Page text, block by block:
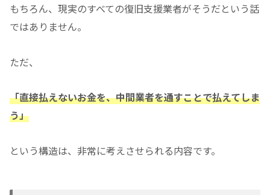
もちろん、現実のすべての復旧支援業者がそうだという話
ではありません。
ただ、
「直接払えないお金を、中間業者を通すことで払えてしま
う」
という構造は、非常に考えさせられる内容です。